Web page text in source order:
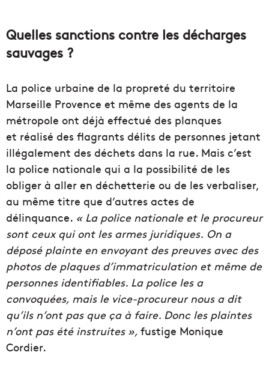
Quelles sanctions contre les décharges
sauvages ?
La police urbaine de la propreté du territoire
Marseille Provence et même des agents de la
métropole ont déjà effectué des planques
et réalisé des flagrants délits de personnes jetant
illégalement des déchets dans la rue. Mais c’est
la police nationale qui a la possibilité de les
obliger à aller en déchetterie ou de les verbaliser,
au même titre que d’autres actes de
délinquance. « La police nationale et le procureur
sont ceux qui ont les armes juridiques. On a
déposé plainte en envoyant des preuves avec des
photos de plaques d’immatriculation et même de
personnes identifiables. La police les a
convoquées, mais le vice-procureur nous a dit
qu’ils n’ont pas que ça à faire. Donc les plaintes
n’ont pas été instruites », fustige Monique
Cordier.